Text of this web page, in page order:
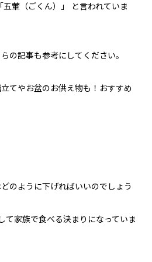
葷（ごくん）」 と言われていま
の記事も参考にしてください。
てやお盆のお供え物も！おすすめ
のように下げればいいのでしょう
て家族で食べる決まりになっていま